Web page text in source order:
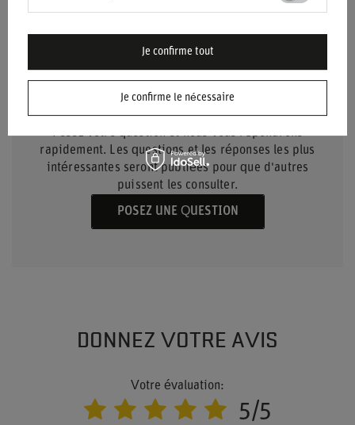
BESOIN D'AIDE ? AVEZ-VOUS DES
QUESTIONS ?
Posez votre question et nous vous répondrons
rapidement. Les questions et les réponses les plus
intéressantes seront publiées pour que d'autres
puissent les consulter.
POSEZ UNE QUESTION
DONNEZ VOTRE AVIS
Votre évaluation:
5/5
Je confirme le nécessaire
Je confirme tout